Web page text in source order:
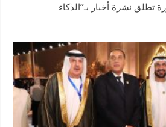
تطلق نشرة أخبار بـ”الذكاء